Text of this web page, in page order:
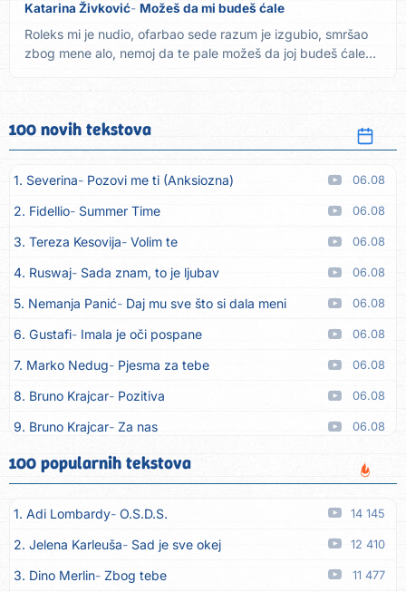
Katarina Živković Možeš da mi budeš ćale
Roleks mi je nudio, ofarbao sede razum je izgubio, smršao
zbog mene alo, nemoj da te pale možeš da joj budeš ćale
100 novih tekstova
1. Severina Pozovi me ti (Anksiozna) 06.08
2. Fidellio Summer Time 06.08
3. Tereza Kesovija Volim te 06.08
4. Ruswaj Sada znam, to je ljubav 06.08
5. Nemanja Panić Daj mu sve što si dala meni 06.08
6. Gustafi Imala je oči pospane 06.08
7. Marko Nedug Pjesma za tebe 06.08
8. Bruno Krajcar Pozitiva 06.08
9. Bruno Krajcar Za nas 06.08
10. Tereza Kesovija Da li ću moći
11. Lidija Bačić Neka se vino toči (Nazdravlje) 06.08
12. Karin Kuljanić Nisi zavridel 06.08
13. Tamara Brusić Nigdi ni lipo ko doma 06.08
14. Tamara Brusić Biž´mo ća 06.08
100 popularnih tekstova
1. Adi Lombardy O.S.D.S. 14 145
2. Jelena Karleuša Sad je sve okej 12 410
3. Dino Merlin Zbog tebe 11 477